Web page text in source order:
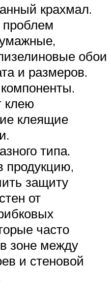
крахмал.
проблем
обои
и размеров.
клею
клеящие
типа.
продукцию,
защиту
от
часто
зоне между
и стеновой